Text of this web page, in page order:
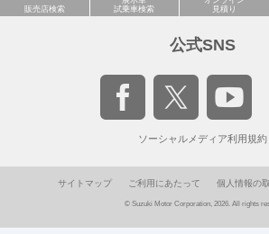
販売店検索
試乗車検索
見積り
公式SNS
ソーシャルメディア利用規約
サイトマップ ご利用にあたって 個人情報の
© Suzuki Motor Corporation, 2026. All rights